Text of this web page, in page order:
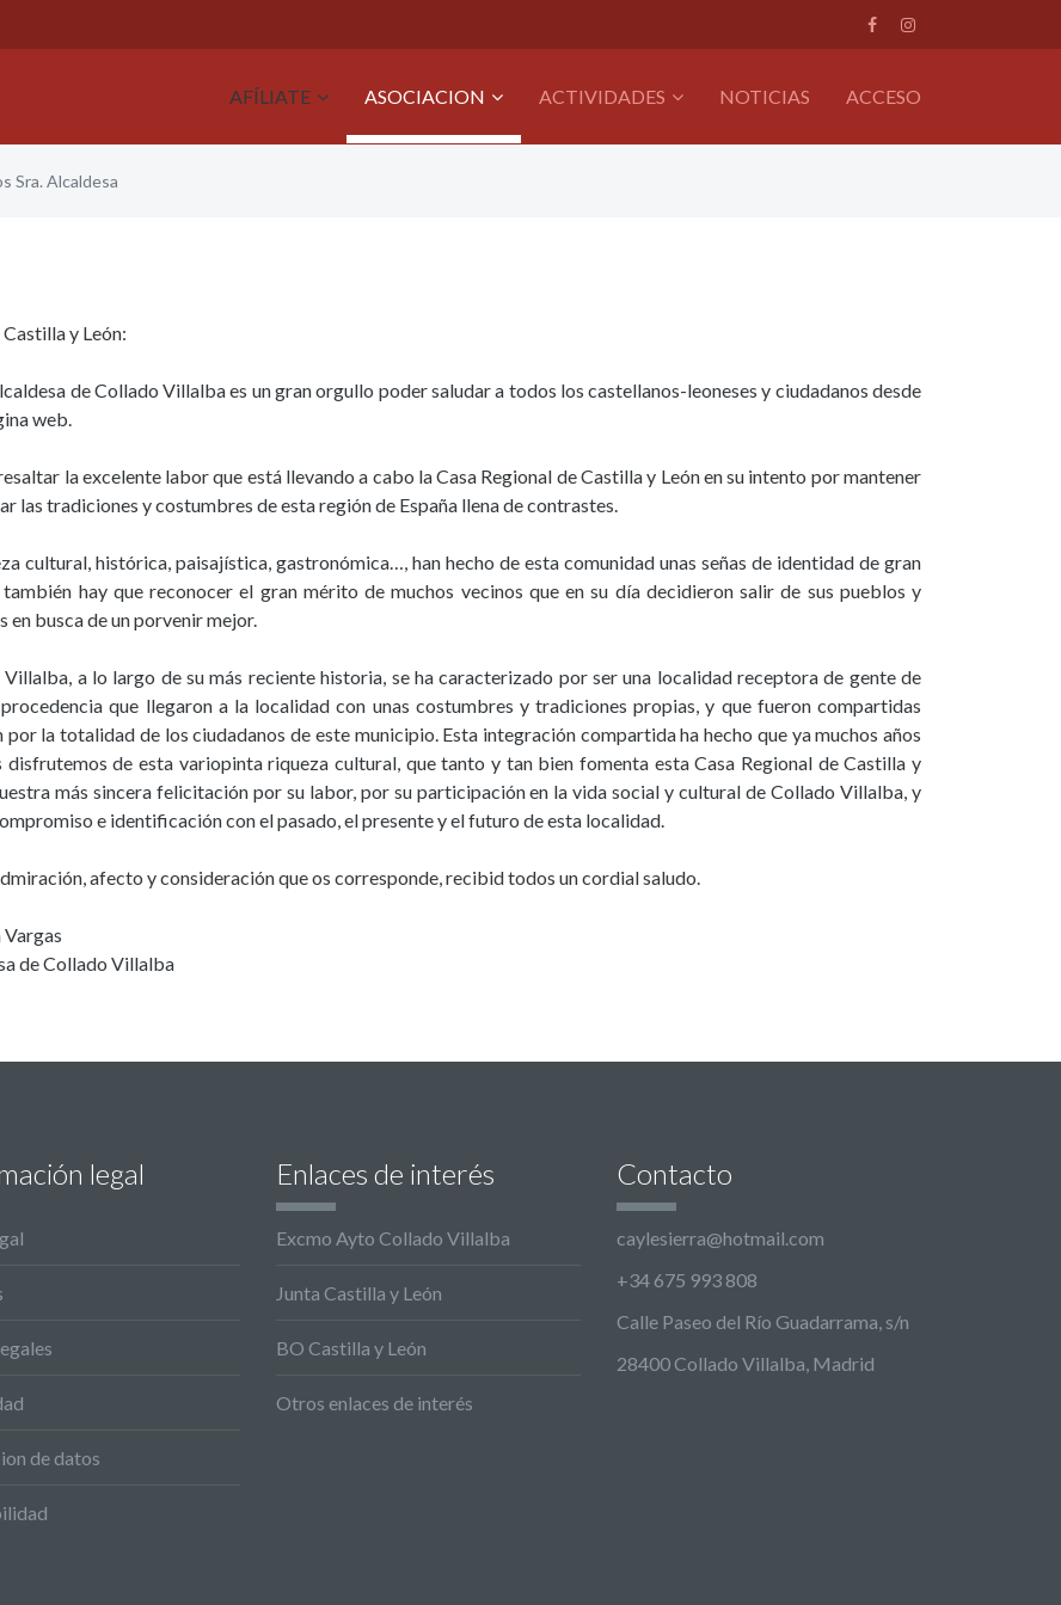
AFÍLIATE ASOCIACION ACTIVIDADES NOTICIAS ACCESO
Sra. Alcaldesa
Castilla y León:
de Collado Villalba es un gran orgullo poder saludar a todos los castellanos-leoneses y ciudadanos desde
web.
la excelente labor que está llevando a cabo la Casa Regional de Castilla y León en su intento por mantener
las tradiciones y costumbres de esta región de España llena de contrastes.
cultural, histórica, paisajística, gastronómica…, han hecho de esta comunidad unas señas de identidad de gran
hay que reconocer el gran mérito de muchos vecinos que en su día decidieron salir de sus pueblos y
en busca de un porvenir mejor.
a lo largo de su más reciente historia, se ha caracterizado por ser una localidad receptora de gente de
que llegaron a la localidad con unas costumbres y tradiciones propias, y que fueron compartidas
por la totalidad de los ciudadanos de este municipio. Esta integración compartida ha hecho que ya muchos años
disfrutemos de esta variopinta riqueza cultural, que tanto y tan bien fomenta esta Casa Regional de Castilla y
más sincera felicitación por su labor, por su participación en la vida social y cultural de Collado Villalba, y
e identificación con el pasado, el presente y el futuro de esta localidad.
afecto y consideración que os corresponde, recibid todos un cordial saludo.
de Collado Villalba
legal
de datos
Enlaces de interés
Excmo Ayto Collado Villalba
Junta Castilla y León
BO Castilla y León
Otros enlaces de interés
Contacto
caylesierra@hotmail.com
+34 675 993 808
Calle Paseo del Río Guadarrama, s/n
28400 Collado Villalba, Madrid